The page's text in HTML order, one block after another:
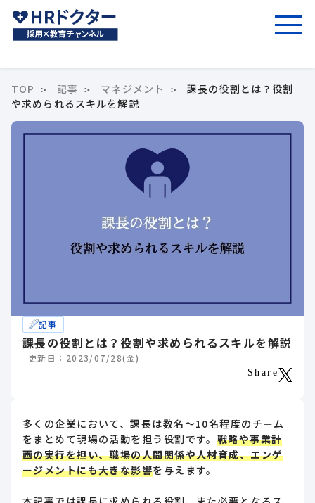
TOP 記事 マネジメント
課長の役割とは？役割
や求められるスキルを解説
記事
課長の役割とは？役割や求められるスキルを解説
更新日：2023/07/28(金)
Share
多くの企業において、課長は数名～10名程度のチーム
をまとめて現場の活動を担う役割です。 戦略や事業計
画の実行を担い、職場の人間関係や人材育成、エンゲ
ージメントにも大きな影響を与えます。